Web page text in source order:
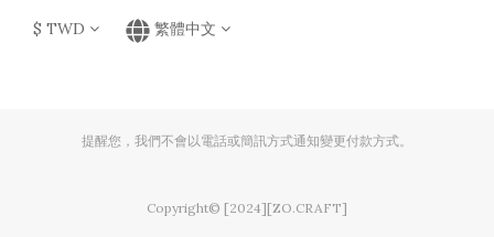
$ TWD 繁體中文
提醒您，我們不會以電話或簡訊方式通知變更付款方式。
Copyright© [2024][ZO.CRAFT]